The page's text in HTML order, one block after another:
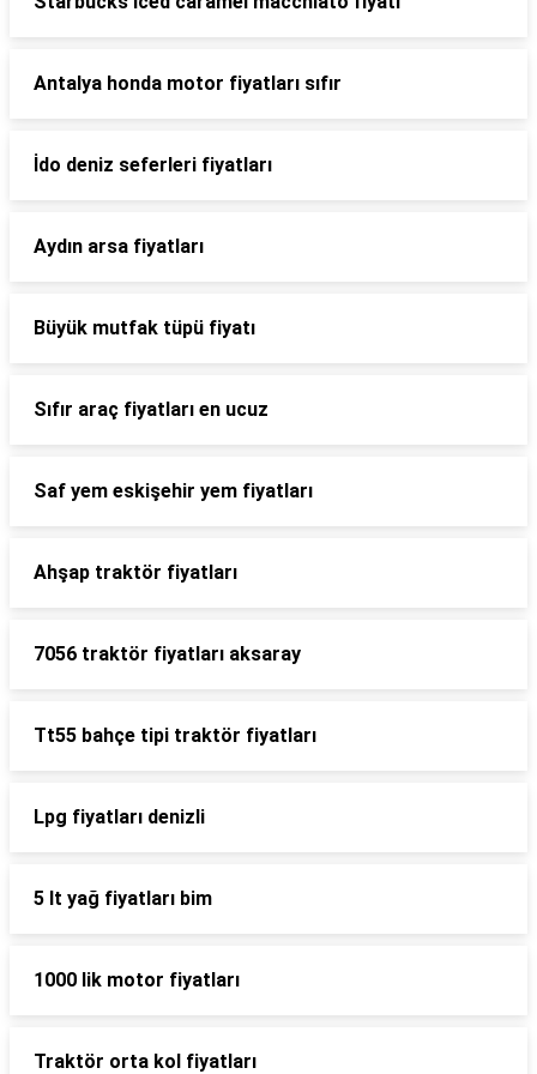
Antalya honda motor fiyatları sıfır
İdo deniz seferleri fiyatları
Aydın arsa fiyatları
Büyük mutfak tüpü fiyatı
Sıfır araç fiyatları en ucuz
Saf yem eskişehir yem fiyatları
Ahşap traktör fiyatları
7056 traktör fiyatları aksaray
Tt55 bahçe tipi traktör fiyatları
Lpg fiyatları denizli
5 lt yağ fiyatları bim
1000 lik motor fiyatları
Traktör orta kol fiyatları